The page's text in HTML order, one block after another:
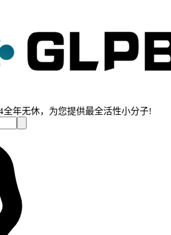
全年无休，为您提供最全活性小分子!